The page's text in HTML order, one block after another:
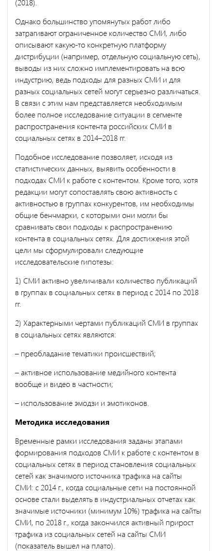
(2018).
Однако большинство упомянутых работ либо
затрагивают ограниченное количество СМИ, либо
описывают какую-то конкретную платформу
дистрибуции (например, отдельную социальную сеть),
выводы из них сложно имплементировать на всю
индустрию, ведь подходы для разных СМИ и для
разных социальных сетей могут серьезно различаться.
В связи с этим нам представляется необходимым
более полное исследование ситуации в сегменте
распространения контента российских СМИ в
социальных сетях в 2014–2018 гг.
Подобное исследование позволяет, исходя из
статистических данных, выявить особенности в
подходах СМИ к работе с контентом. Кроме того, хотя
редакции могут сопоставлять свою активность с
активностью в группах конкурентов, им необходимы
общие бенчмарки, с которыми они могли бы
сравнивать свои подходы к распространению
контента в социальных сетях. Для достижения этой
цели мы сформулировали следующие
исследовательские гипотезы:
1) СМИ активно увеличивали количество публикаций
в группах в социальных сетях в период с 2014 по 2018
гг.
2) Характерными чертами публикаций СМИ в группах
в социальных сетях являются:
– преобладание тематики происшествий;
– активное использование медийного контента
вообще и видео в частности;
– использование эмодзи и эмотиконов.
Методика исследования
Временные рамки исследования заданы этапами
формирования подходов СМИ к работе с контентом в
социальных сетях в период становления социальных
сетей как значимого источника трафика на сайты
СМИ: с 2014 г., когда социальные сети на постоянной
основе стали выделять в индустриальных отчетах как
значимые источники (минимум 10%) трафика на сайты
СМИ, по 2018 г., когда закончился активный прирост
трафика из социальных сетей на сайты СМИ
(показатель вышел на плато).